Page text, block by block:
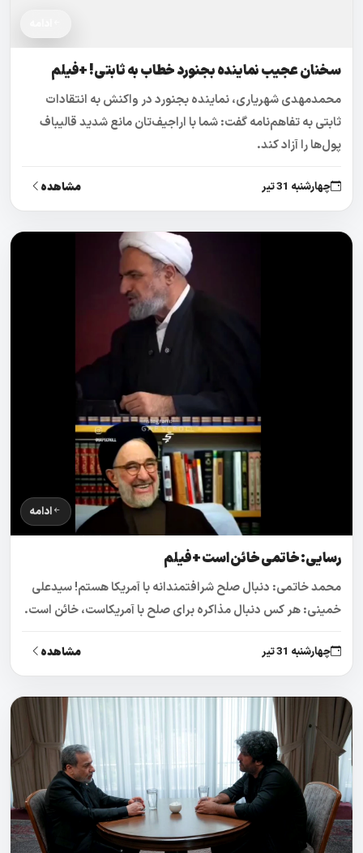
سخنان عجیب نماینده بجنورد خطاب به ثابتی! +فیلم
محمدمهدی شهریاری، نماینده بجنورد در واکنش به انتقادات
ثابتی به تفاهم‌نامه گفت: شما با اراجیف‌تان مانع شدید قالیباف
پول‌ها را آزاد کند.
چهارشنبه 31 تیر مشاهده
ادامه
رسایی: خاتمی خائن است +فیلم
محمد خاتمی: دنبال صلح شرافتمندانه با آمریکا هستم! سیدعلی
خمینی: هر کس دنبال مذاکره برای صلح با آمریکاست، خائن است.
چهارشنبه 31 تیر مشاهده